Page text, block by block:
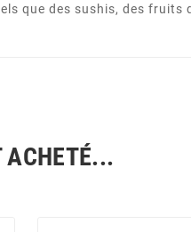
que des sushis, des fruits
ACHETÉ...